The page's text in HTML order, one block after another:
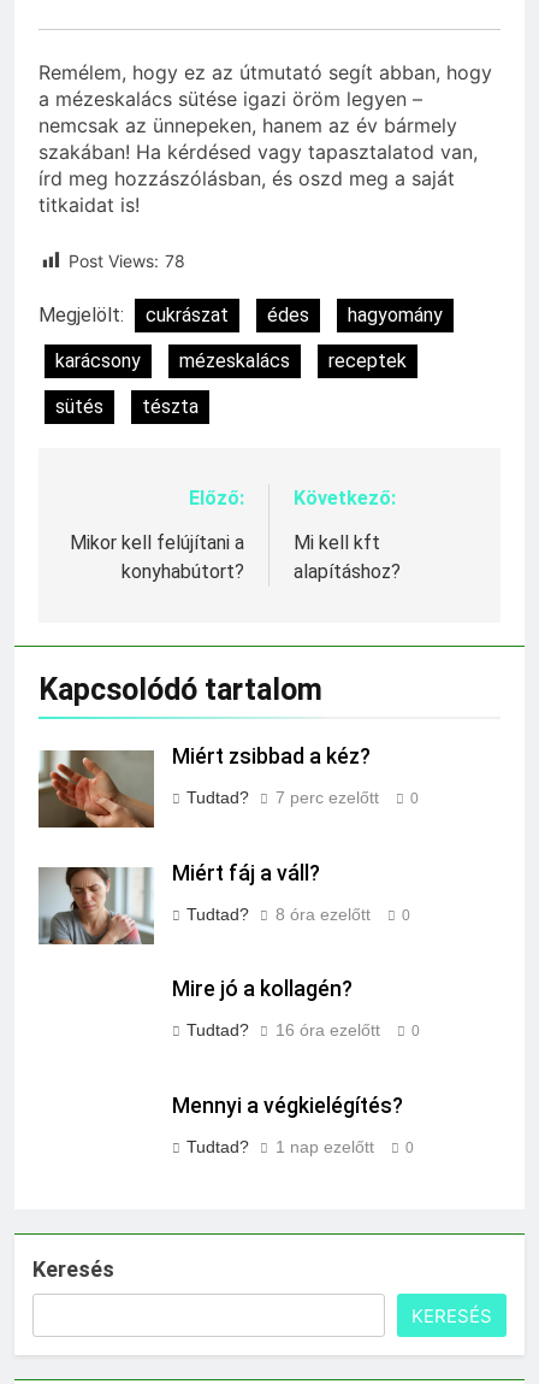
Remélem, hogy ez az útmutató segít abban, hogy
a mézeskalács sütése igazi öröm legyen –
nemcsak az ünnepeken, hanem az év bármely
szakában! Ha kérdésed vagy tapasztalatod van,
írd meg hozzászólásban, és oszd meg a saját
titkaidat is!
Post Views: 78
Megjelölt: cukrászat édes
hagyomány
karácsony
mézeskalács
receptek
sütés
tészta
Bejegyzés
navigáció
Előző:
Mikor kell felújítani a
konyhabútort?
Következő:
Mi kell kft
alapításhoz?
Kapcsolódó tartalom
Miért zsibbad a kéz?
Tudtad? 7 perc ezelőtt 0
Miért fáj a váll?
Tudtad? 8 óra ezelőtt 0
Mire jó a kollagén?
Tudtad? 16 óra ezelőtt 0
Mennyi a végkielégítés?
Tudtad? 1 nap ezelőtt 0
Keresés
KERESÉS